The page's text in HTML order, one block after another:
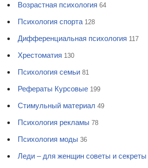
Возрастная психология 64
Психология спорта 128
Дифференциальная психология 117
Хрестоматия 130
Психология семьи 81
Рефераты Курсовые 199
Стимульный материал 49
Психология рекламы 78
Психология моды 36
Леди – для женщин советы и секреты